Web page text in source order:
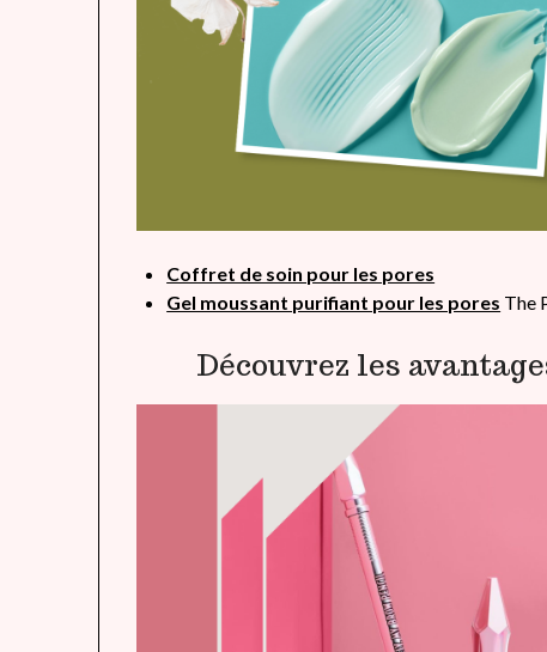
Coffret de soin pour les pores
Gel moussant purifiant pour les pores The
Découvrez les